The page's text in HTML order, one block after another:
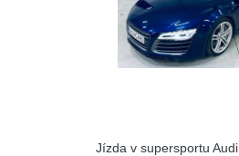
Jízda v supersportu